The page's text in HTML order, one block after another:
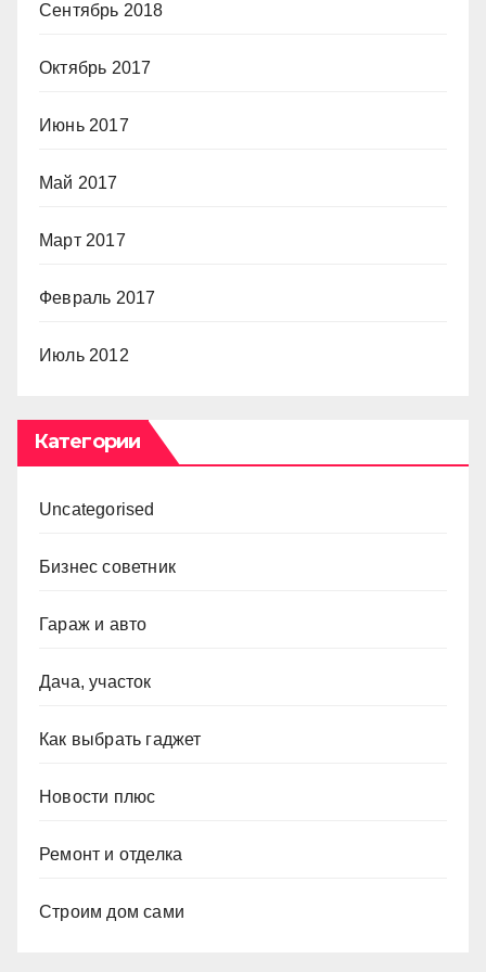
Сентябрь 2018
Октябрь 2017
Июнь 2017
Май 2017
Март 2017
Февраль 2017
Июль 2012
Категории
Uncategorised
Бизнес советник
Гараж и авто
Дача, участок
Как выбрать гаджет
Новости плюс
Ремонт и отделка
Строим дом сами